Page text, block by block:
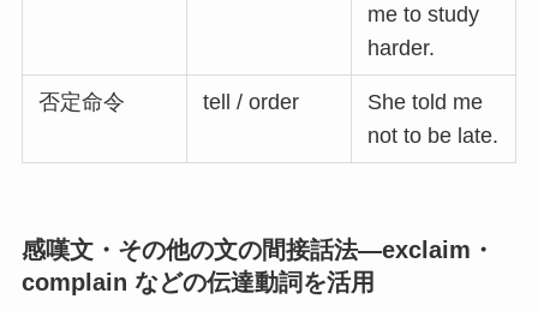
me to study
harder.
否定命令 tell / order
She told me
not to be late.
感嘆文・その他の文の間接話法—exclaim・
complain などの伝達動詞を活用